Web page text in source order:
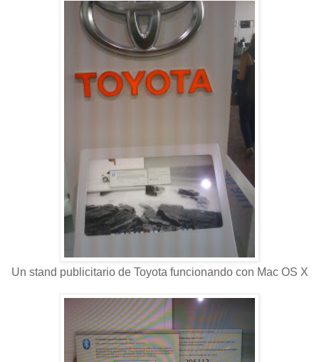
Un stand publicitario de Toyota funcionando con Mac OS X